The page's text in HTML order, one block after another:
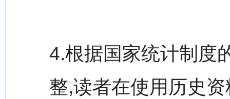
4.根据国家统计制度
整,读者在使用历史